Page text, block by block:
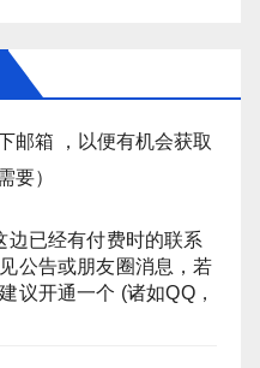
邮箱 ，以便有机会获取
要）
已经有付费时的联系
公告或朋友圈消息，若
议开通一个 (诸如QQ，